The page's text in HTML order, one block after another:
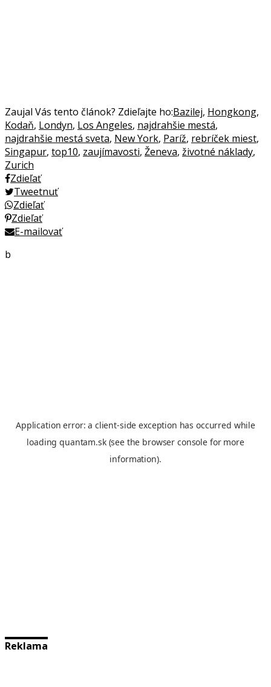
Zaujal Vás tento článok? Zdieľajte ho:Bazilej, Hongkong,
Kodaň, Londyn, Los Angeles, najdrahšie mestá,
najdrahšie mestá sveta, New York, Paríž, rebríček miest,
Singapur, top10, zaujímavosti, Ženeva, životné náklady,
Zurich
Zdieľať
Tweetnuť
Zdieľať
Zdieľať
E-mailovať
b
Reklama